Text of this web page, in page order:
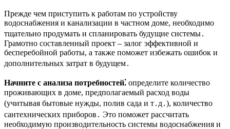
Прежде чем приступить к работам по устройству
водоснабжения и канализации в частном доме, необходимо
тщательно продумать и спланировать будущие системы․
Грамотно составленный проект – залог эффективной и
бесперебойной работы, а также поможет избежать ошибок и
дополнительных затрат в будущем․
Начните с анализа потребностей⁚ определите количество
проживающих в доме, предполагаемый расход воды
(учитывая бытовые нужды, полив сада и т․д․), количество
сантехнических приборов․ Это поможет рассчитать
необходимую производительность системы водоснабжения и